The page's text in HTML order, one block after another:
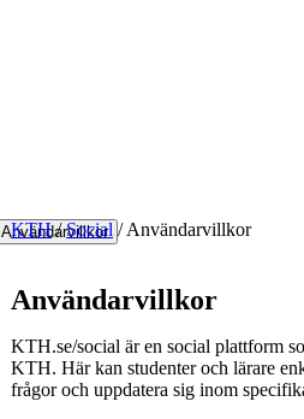
Användarvillkor
KTH / Social /Användarvillkor
Användarvillkor
KTH.se/social är en social plattform
KTH. Här kan studenter och lärare
frågor och uppdatera sig inom